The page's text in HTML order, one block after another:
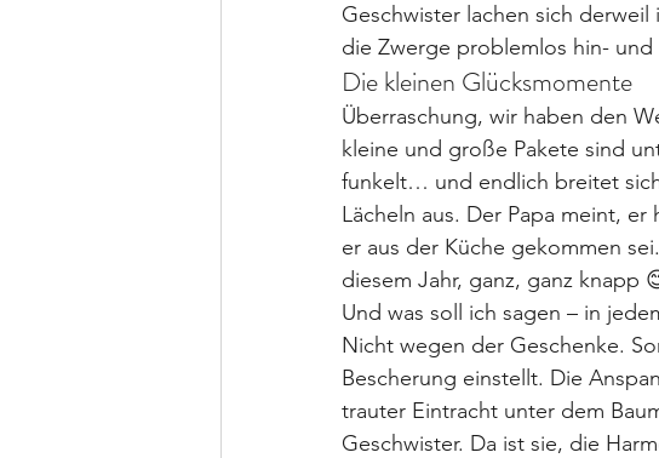
Geschwister lachen sich
die Zwerge problemlos hin-
Die kleinen Glücksmomente
Überraschung, wir haben den
kleine und große Pakete sind
funkelt… und endlich breitet
Lächeln aus. Der Papa meint,
er aus der Küche gekommen
diesem Jahr, ganz, ganz knapp
Und was soll ich sagen – in
Nicht wegen der Geschenke.
Bescherung einstellt. Die
trauter Eintracht unter dem
Geschwister. Da ist sie, die